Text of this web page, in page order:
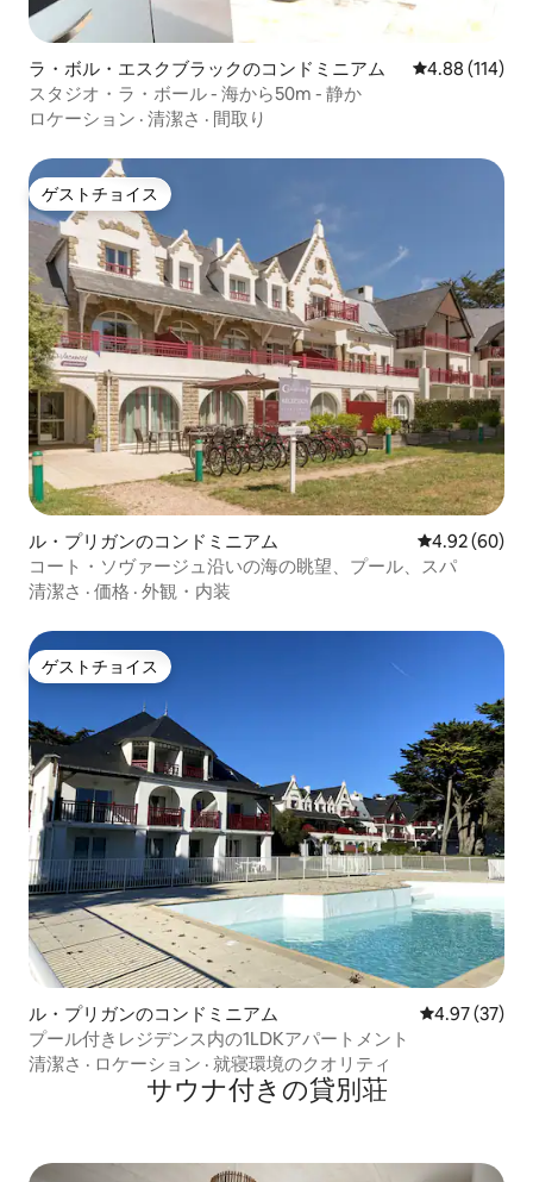
ラ・ボル・エスクブラックのコンドミニアム レビュー114
4.88 (114)
スタジオ・ラ・ボール - 海から50m - 静か
ロケーション · 清潔さ · 間取り
ゲストチョイス
ゲストチョイス
ル・プリガンのコンドミニアム レビュー60
4.92 (60)
コート・ソヴァージュ沿いの海の眺望、プール、スパ
清潔さ · 価格 · 外観・内装
ゲストチョイス
ゲストチョイス
ル・プリガンのコンドミニアム レビュー37
4.97 (37)
プール付きレジデンス内の1LDKアパートメント
清潔さ · ロケーション · 就寝環境のクオリティ
サウナ付きの貸別荘